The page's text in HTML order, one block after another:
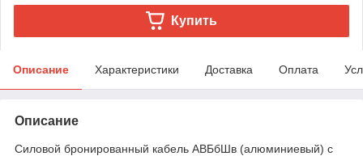
Купить
Описание Характеристики Доставка Оплата
Описание
Силовой бронированный кабель АВБбШв (алюминиевый) с